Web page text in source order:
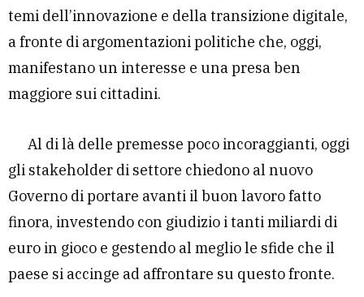
temi dell’innovazione e della transizione digitale,
a fronte di argomentazioni politiche che, oggi,
manifestano un interesse e una presa ben
maggiore sui cittadini.
Al di là delle premesse poco incoraggianti, oggi
gli stakeholder di settore chiedono al nuovo
Governo di portare avanti il buon lavoro fatto
finora, investendo con giudizio i tanti miliardi di
euro in gioco e gestendo al meglio le sfide che il
paese si accinge ad affrontare su questo fronte.